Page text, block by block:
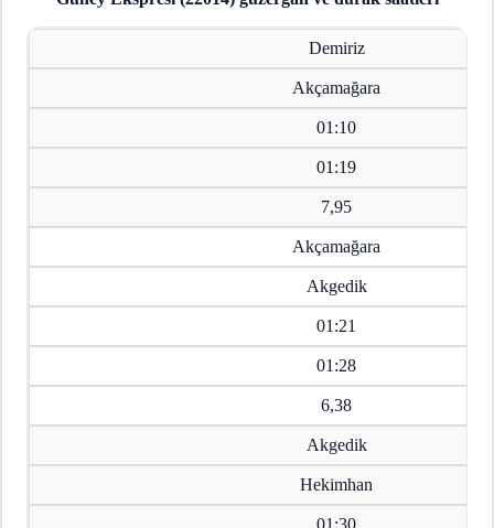
Demiriz
Akçamağara
01:10
01:19
7,95
Akçamağara
Akgedik
01:21
01:28
6,38
Akgedik
Hekimhan
01:30